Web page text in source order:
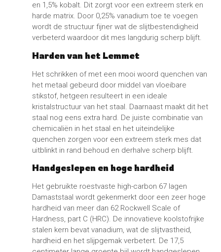
en 1,5% kobalt. Dit zorgt voor een extreem sterk en
harde matrix. Door 0,25% vanadium toe te voegen
wordt de structuur fijner wat de slijtbestendigheid
verbeterd waardoor dit mes langdurig scherp blijft.
Harden van het Lemmet
Het schrikken of met een mooi woord quenchen van
het metaal gebeurd door middel van vloeibare
stikstof, hetgeen resulteert in een ideale
kristalstructuur van het staal. Daarnaast maakt dit het
staal nog eens extra hard. De juiste combinatie van
chemicaliën in het staal en het uiteindelijke
quenchen zorgen voor een extreem sterk mes dat
uitblinkt in rand behoud en derhalve scherp blijft.
Handgeslepen en hoge hardheid
Het gebruikte roestvaste high-carbon 67 lagen
Damaststaal wordt gekenmerkt door een zeer hoge
hardheid van meer dan 62 Rockwell Scale of
Hardness, part C (HRC). De innovatieve koolstofrijke
stalen kern bevat vanadium, wat de slijtvastheid,
hardheid en het slijpgemak verbetert. De 17,5